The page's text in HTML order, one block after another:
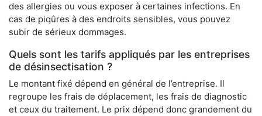
des allergies ou vous exposer à certaines infections. En
cas de piqûres à des endroits sensibles, vous pouvez
subir de sérieux dommages.
Quels sont les tarifs appliqués par les entreprises
de désinsectisation ?
Le montant fixé dépend en général de l’entreprise. Il
regroupe les frais de déplacement, les frais de diagnostic
et ceux du traitement. Le prix dépend donc grandement du